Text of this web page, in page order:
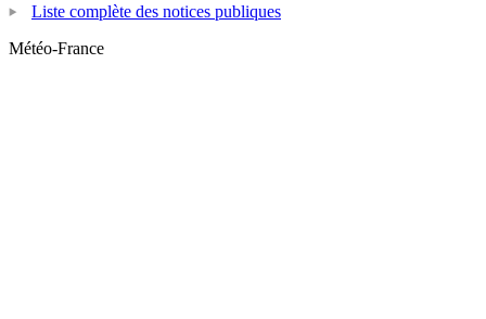
Liste complète des notices publiques
Météo-France